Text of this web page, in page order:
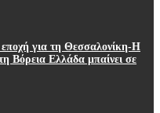
για τη Θεσσαλονίκη-Η
Βόρεια Ελλάδα μπαίνει σε